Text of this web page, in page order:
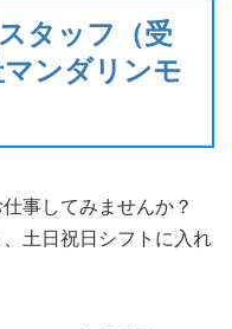
タッフ（受
ンダリンモ
事してみませんか？
土日祝日シフトに入れ